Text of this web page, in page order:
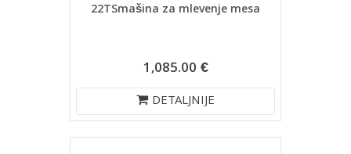
22TSmašina za mlevenje mesa
1,085.00 €
DETALJNIJE